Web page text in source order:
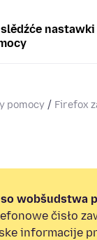
nastawki
pomocy Firefox
wobšudstwa
čisło
informacije